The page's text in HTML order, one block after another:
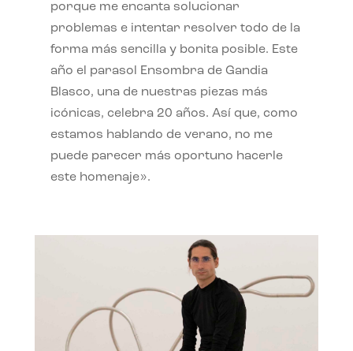
porque me encanta solucionar
problemas e intentar resolver todo de la
forma más sencilla y bonita posible. Este
año el parasol Ensombra de Gandia
Blasco, una de nuestras piezas más
icónicas, celebra 20 años. Así que, como
estamos hablando de verano, no me
puede parecer más oportuno hacerle
este homenaje».